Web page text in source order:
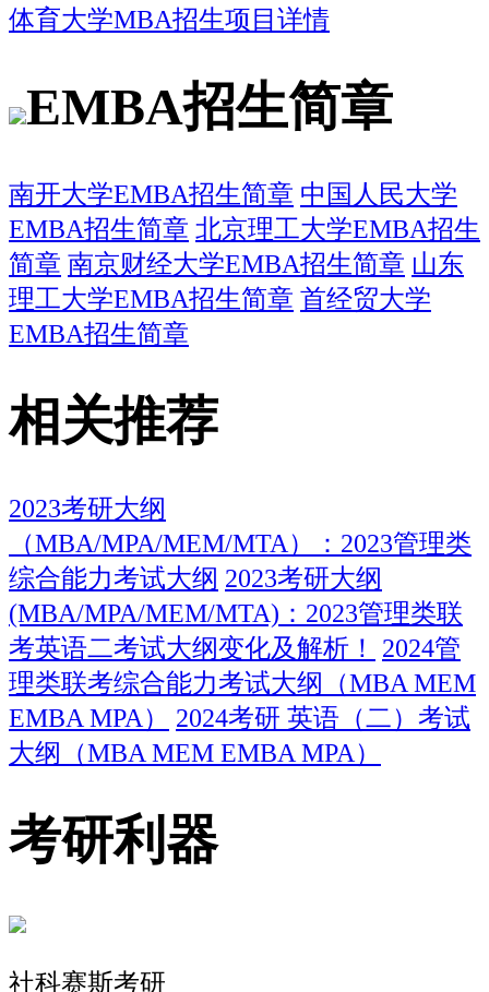
体育大学MBA招生项目详情
EMBA招生简章
南开大学EMBA招生简章 中国人民大学
EMBA招生简章 北京理工大学EMBA招生
简章 南京财经大学EMBA招生简章 山东
理工大学EMBA招生简章 首经贸大学
EMBA招生简章
相关推荐
2023考研大纲
（MBA/MPA/MEM/MTA）：2023管理类
综合能力考试大纲 2023考研大纲
(MBA/MPA/MEM/MTA)：2023管理类联
考英语二考试大纲变化及解析！
2024管
理类联考综合能力考试大纲（MBA MEM
EMBA MPA）
2024考研 英语（二）考试
大纲（MBA MEM EMBA MPA）
考研利器
社科赛斯考研